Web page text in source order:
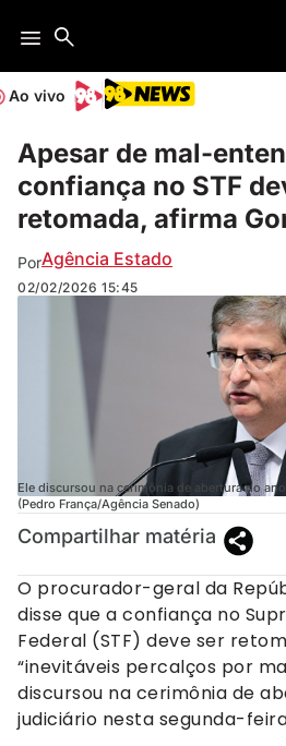
Ao vivo
Apesar de mal-
confiança no STF
retomada, afirma
PorAgência Estado
02/02/2026 15:45
Ele discursou na cerimônia de abertura do
(Pedro França/Agência Senado)
Compartilhar matéria
O procurador-geral da
disse que a confiança no
Federal (STF) deve ser
“inevitáveis percalços por
discursou na cerimônia de
judiciário nesta segunda-